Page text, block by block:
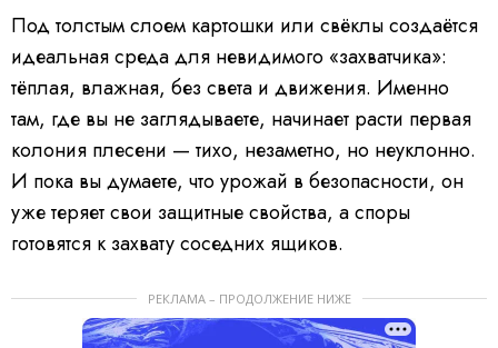
Под толстым слоем картошки или свёклы создаётся
идеальная среда для невидимого «захватчика»:
тёплая, влажная, без света и движения. Именно
там, где вы не заглядываете, начинает расти первая
колония плесени — тихо, незаметно, но неуклонно.
И пока вы думаете, что урожай в безопасности, он
уже теряет свои защитные свойства, а споры
готовятся к захвату соседних ящиков.
РЕКЛАМА – ПРОДОЛЖЕНИЕ НИЖЕ